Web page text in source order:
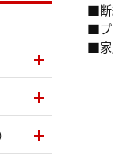
■断
■プ
■家